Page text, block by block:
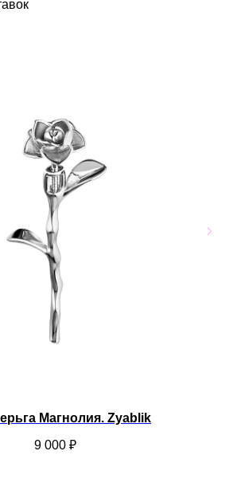
Магнолия. Zyablik
9 000 ₽